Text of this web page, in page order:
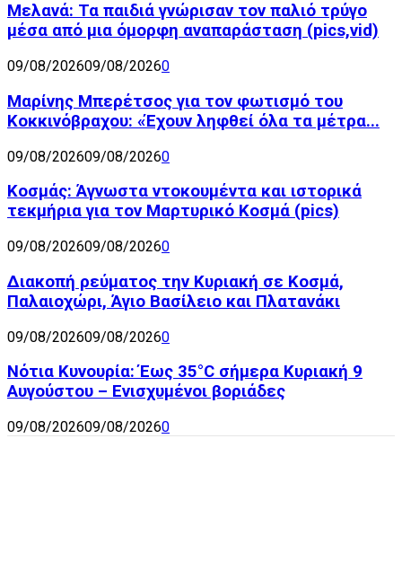
Μελανά: Τα παιδιά γνώρισαν τον παλιό τρύγο
μέσα από μια όμορφη αναπαράσταση (pics,vid)
09/08/202609/08/20260
Μαρίνης Μπερέτσος για τον φωτισμό του
Κοκκινόβραχου: «Έχουν ληφθεί όλα τα μέτρα...
09/08/202609/08/20260
Κοσμάς: Άγνωστα ντοκουμέντα και ιστορικά
τεκμήρια για τον Μαρτυρικό Κοσμά (pics)
09/08/202609/08/20260
Διακοπή ρεύματος την Κυριακή σε Κοσμά,
Παλαιοχώρι, Άγιο Βασίλειο και Πλατανάκι
09/08/202609/08/20260
Νότια Κυνουρία: Έως 35°C σήμερα Κυριακή 9
Αυγούστου – Ενισχυμένοι βοριάδες
09/08/202609/08/20260